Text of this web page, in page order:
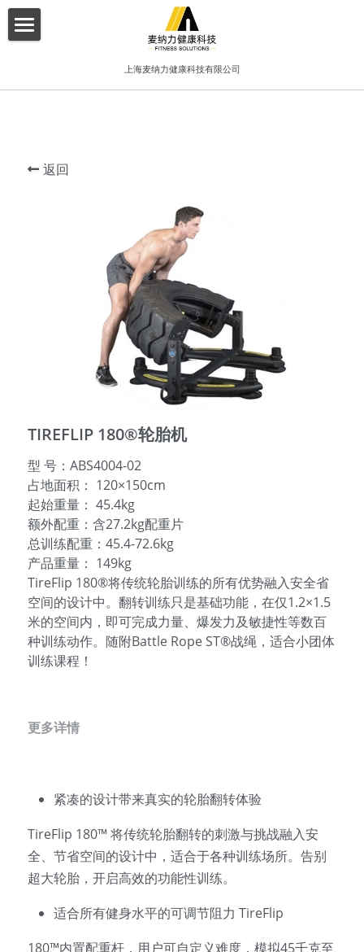
上海麦纳力健康科技有限公司
关于我们
增值服务
简体中文
简体中文
返回
TIREFLIP 180®轮胎机
型 号：ABS4004-02
占地面积： 120×150cm
起始重量： 45.4kg
额外配重：含27.2kg配重片
总训练配重：45.4-72.6kg
产品重量： 149kg
TireFlip 180®将传统轮胎训练的所有优势融入安全省
空间的设计中。翻转训练只是基础功能，在仅1.2×1.5
米的空间内，即可完成力量、爆发力及敏捷性等数百
种训练动作。随附Battle Rope ST®战绳，适合小团体
训练课程！
更多详情
紧凑的设计带来真实的轮胎翻转体验
TireFlip 180™ 将传统轮胎翻转的刺激与挑战融入安
全、节省空间的设计中，适合于各种训练场所。告别
超大轮胎，开启高效的功能性训练。
适合所有健身水平的可调节阻力 TireFlip
180™内置配重杆，用户可自定义难度，模拟45千克至
博客分类